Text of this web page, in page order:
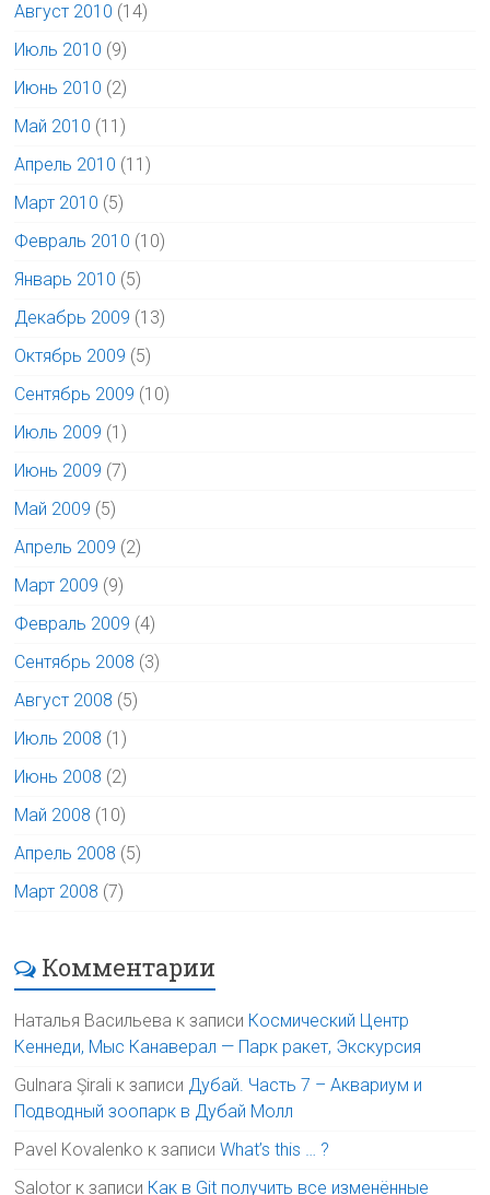
Август 2010 (14)
Июль 2010 (9)
Июнь 2010 (2)
Май 2010 (11)
Апрель 2010 (11)
Март 2010 (5)
Февраль 2010 (10)
Январь 2010 (5)
Декабрь 2009 (13)
Октябрь 2009 (5)
Сентябрь 2009 (10)
Июль 2009 (1)
Июнь 2009 (7)
Май 2009 (5)
Апрель 2009 (2)
Март 2009 (9)
Февраль 2009 (4)
Сентябрь 2008 (3)
Август 2008 (5)
Июль 2008 (1)
Июнь 2008 (2)
Май 2008 (10)
Апрель 2008 (5)
Март 2008 (7)
Комментарии
Наталья Васильева к записи Космический Центр
Кеннеди, Мыс Канаверал — Парк ракет, Экскурсия
Gulnara Şirali к записи Дубай. Часть 7 – Аквариум и
Подводный зоопарк в Дубай Молл
Pavel Kovalenko к записиWhat’s this … ?
Salotor к записи Как в Git получить все изменённые